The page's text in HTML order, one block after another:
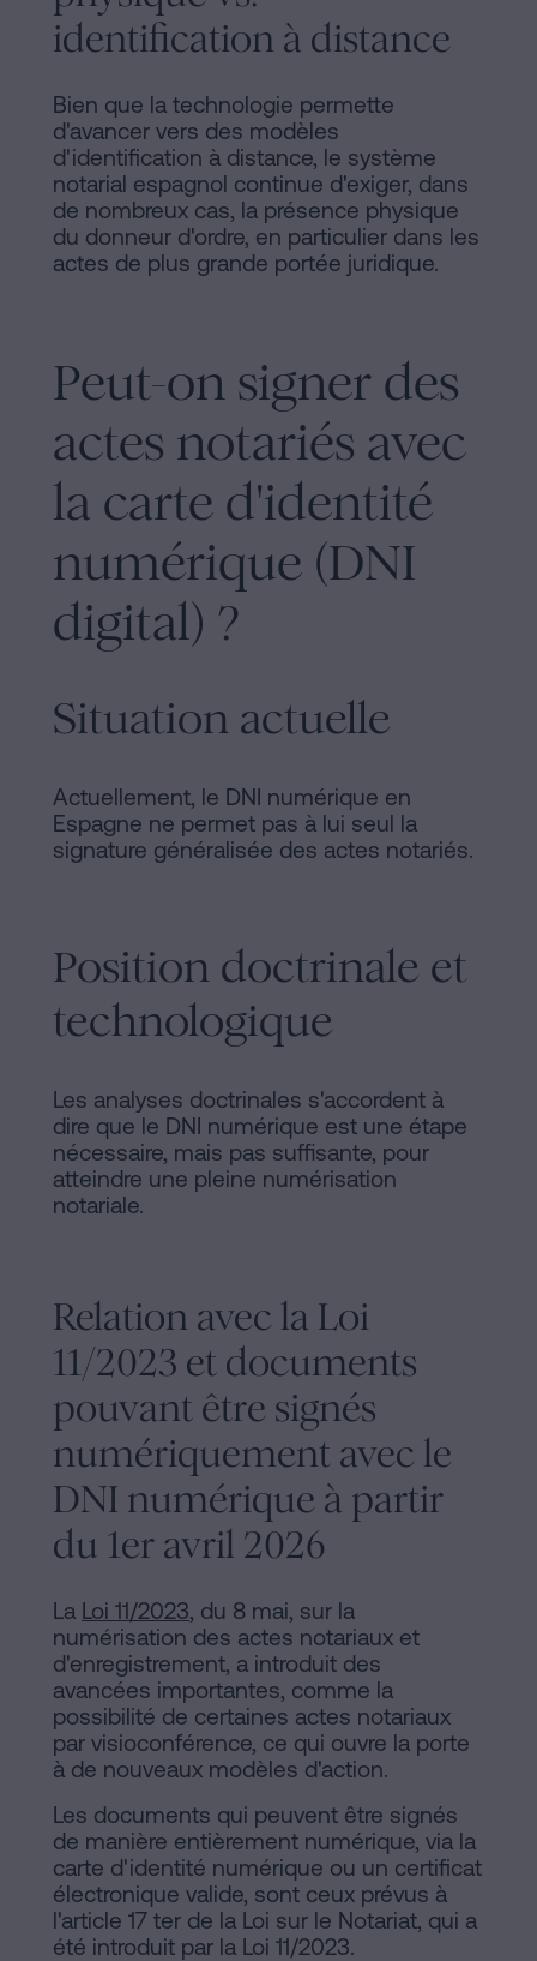
identification à distance
Bien que la technologie permette
d'avancer vers des modèles
d'identification à distance, le système
notarial espagnol continue d'exiger, dans
de nombreux cas, la présence physique
du donneur d'ordre, en particulier dans les
actes de plus grande portée juridique.
Peut-on signer des
actes notariés avec
la carte d'identité
numérique (DNI
digital) ?
Situation actuelle
Actuellement, le DNI numérique en
Espagne ne permet pas à lui seul la
signature généralisée des actes notariés.
Position doctrinale et
technologique
Les analyses doctrinales s'accordent à
dire que le DNI numérique est une étape
nécessaire, mais pas suffisante, pour
atteindre une pleine numérisation
notariale.
Relation avec la Loi
11/2023 et documents
pouvant être signés
numériquement avec le
DNI numérique à partir
du 1er avril 2026
La Loi 11/2023, du 8 mai, sur la
numérisation des actes notariaux et
d'enregistrement, a introduit des
avancées importantes, comme la
possibilité de certaines actes notariaux
par visioconférence, ce qui ouvre la porte
à de nouveaux modèles d'action.
Les documents qui peuvent être signés
de manière entièrement numérique, via la
carte d'identité numérique ou un certificat
électronique valide, sont ceux prévus à
l'article 17 ter de la Loi sur le Notariat, qui a
été introduit par la Loi 11/2023.